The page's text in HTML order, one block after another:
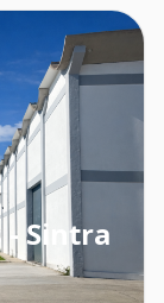
Sintra